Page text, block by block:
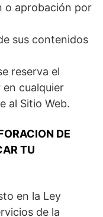
o aprobación por
sus contenidos
reserva el
cualquier
al Sitio Web.
DE
TU
en la Ley
de la